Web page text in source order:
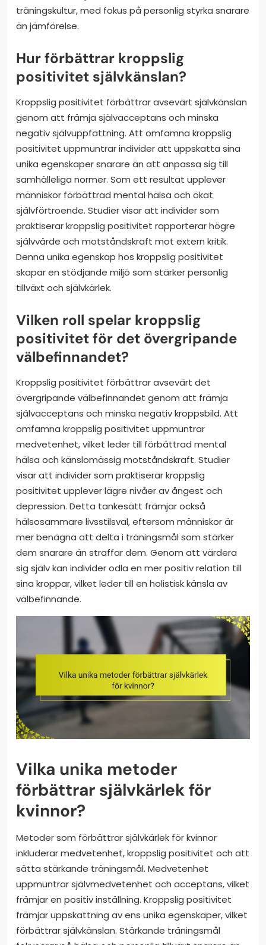
träningskultur, med fokus på personlig styrka snarare
än jämförelse.
Hur förbättrar kroppslig
positivitet självkänslan?
Kroppslig positivitet förbättrar avsevärt självkänslan
genom att främja självacceptans och minska
negativ självuppfattning. Att omfamna kroppslig
positivitet uppmuntrar individer att uppskatta sina
unika egenskaper snarare än att anpassa sig till
samhälleliga normer. Som ett resultat upplever
människor förbättrad mental hälsa och ökat
självförtroende. Studier visar att individer som
praktiserar kroppslig positivitet rapporterar högre
självvärde och motståndskraft mot extern kritik.
Denna unika egenskap hos kroppslig positivitet
skapar en stödjande miljö som stärker personlig
tillväxt och självkärlek.
Vilken roll spelar kroppslig
positivitet för det övergripande
välbefinnandet?
Kroppslig positivitet förbättrar avsevärt det
övergripande välbefinnandet genom att främja
självacceptans och minska negativ kroppsbild. Att
omfamna kroppslig positivitet uppmuntrar
medvetenhet, vilket leder till förbättrad mental
hälsa och känslomässig motståndskraft. Studier
visar att individer som praktiserar kroppslig
positivitet upplever lägre nivåer av ångest och
depression. Detta tankesätt främjar också
hälsosammare livsstilsval, eftersom människor är
mer benägna att delta i träningsmål som stärker
dem snarare än straffar dem. Genom att värdera
sig själv kan individer odla en mer positiv relation till
sina kroppar, vilket leder till en holistisk känsla av
välbefinnande.
Vilka unika metoder
förbättrar självkärlek för
kvinnor?
Metoder som förbättrar självkärlek för kvinnor
inkluderar medvetenhet, kroppslig positivitet och att
sätta stärkande träningsmål. Medvetenhet
uppmuntrar självmedvetenhet och acceptans, vilket
främjar en positiv inställning. Kroppslig positivitet
främjar uppskattning av ens unika egenskaper, vilket
förbättrar självkänslan. Stärkande träningsmål